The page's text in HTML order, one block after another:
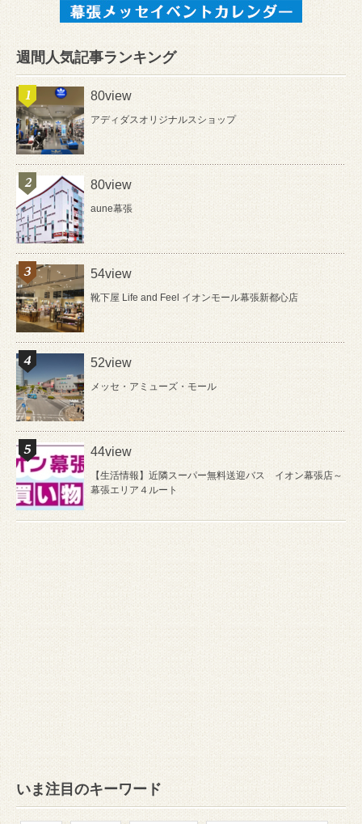
週間人気記事ランキング
80view
アディダスオリジナルスショップ
80view
aune幕張
54view
靴下屋 Life and Feel イオンモール幕張新都心店
52view
メッセ・アミューズ・モール
44view
【生活情報】近隣スーパー無料送迎バス イオン幕張店～
幕張エリア４ルート
いま注目のキーワード